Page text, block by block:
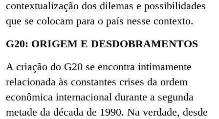
contextualização dos dilemas e possibilidades
que se colocam para o país nesse contexto.
G20: ORIGEM E DESDOBRAMENTOS
A criação do G20 se encontra intimamente
relacionada às constantes crises da ordem
econômica internacional durante a segunda
metade da década de 1990. Na verdade, desde